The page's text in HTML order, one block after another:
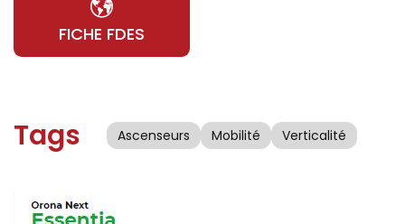
FICHE FDES
Tags Ascenseurs Mobilité Verticalité